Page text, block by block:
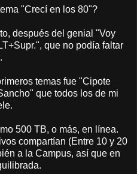
"Crecí en los 80"?
después del genial "Voy
que no podía faltar
temas fue "Cipote
que todos los de mi
500 TB, o más, en línea.
compartían (Entre 10 y 20
a la Campus, así que en